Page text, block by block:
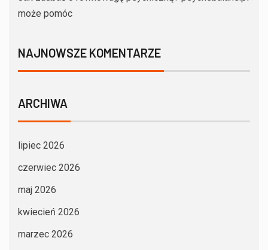
może pomóc
NAJNOWSZE KOMENTARZE
ARCHIWA
lipiec 2026
czerwiec 2026
maj 2026
kwiecień 2026
marzec 2026